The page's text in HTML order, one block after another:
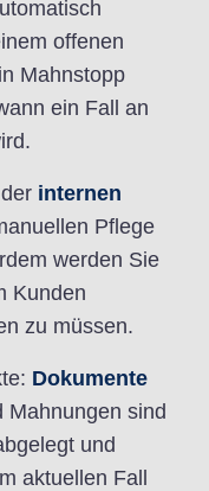
offenen
Mahnstopp
ein Fall an
internen
Pflege
werden Sie
Kunden
zu müssen.
Dokumente
Mahnungen sind
und
aktuellen Fall